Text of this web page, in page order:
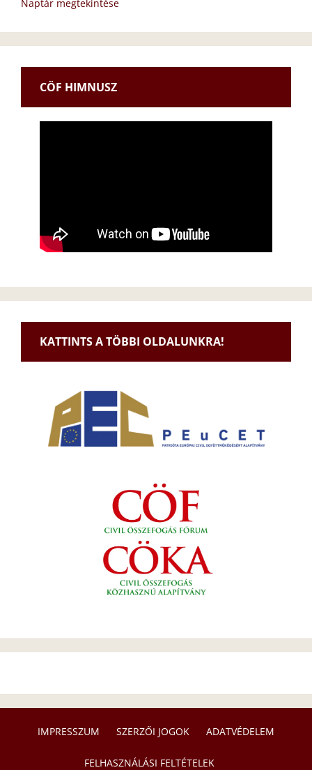
Naptár megtekintése
CÖF HIMNUSZ
KATTINTS A TÖBBI OLDALUNKRA!
IMPRESSZUM SZERZŐI JOGOK ADATVÉDELEM
FELHASZNÁLÁSI FELTÉTELEK